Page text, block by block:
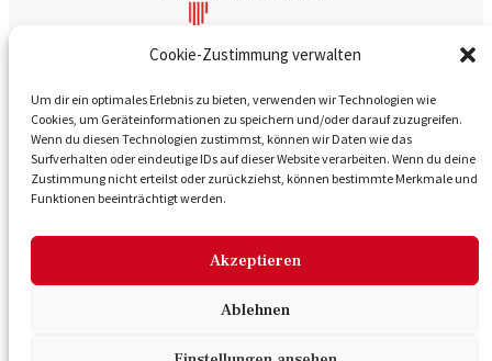
Cookie-Zustimmung verwalten
Um dir ein optimales Erlebnis zu bieten, verwenden wir Technologien wie
Cookies, um Geräteinformationen zu speichern und/oder darauf zuzugreifen.
Wenn du diesen Technologien zustimmst, können wir Daten wie das
Surfverhalten oder eindeutige IDs auf dieser Website verarbeiten. Wenn du deine
Zustimmung nicht erteilst oder zurückziehst, können bestimmte Merkmale und
Funktionen beeinträchtigt werden.
Akzeptieren
Ablehnen
Die Printen
Datenschutzerklärung